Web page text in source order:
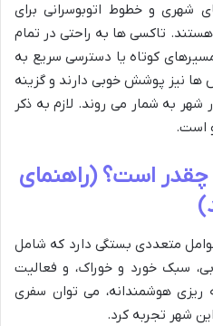
شهری و خطوط اتوبوسرانی برای
تاکسی ها به راحتی در تمام
کوتاه یا دسترسی سریع به
نیز پوشش خوبی دارند و گزینه
به شمار می روند. لازم به ذکر
است.
است؟ (راهنمای
متعددی بستگی دارد که شامل
سبک خورد و خوراک، و فعالیت
ریزی هوشمندانه، می توان سفری
شهر تجربه کرد.